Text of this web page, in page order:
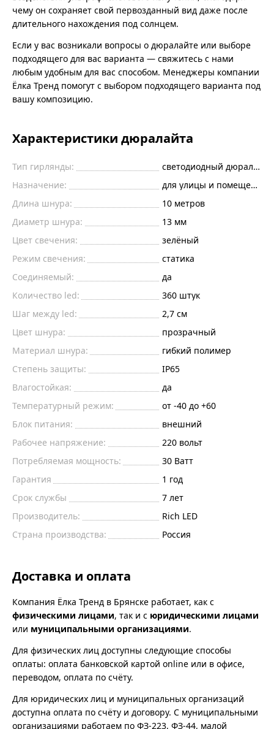
чему он сохраняет свой первозданный вид даже после
длительного нахождения под солнцем.
Если у вас возникали вопросы о дюралайте или выборе
подходящего для вас варианта — свяжитесь с нами
любым удобным для вас способом. Менеджеры компании
Ёлка Тренд помогут с выбором подходящего варианта под
вашу композицию.
Характеристики дюралайта
Тип гирлянды:
светодиодный дюралайт
Назначение:
для улицы и помещений
Длина шнура:
10 метров
Диаметр шнура:
13 мм
Цвет свечения:
зелёный
Режим свечения:
статика
Соединяемый:
да
Количество led:
360 штук
Шаг между led:
2,7 см
Цвет шнура:
прозрачный
Материал шнура:
гибкий полимер
Степень защиты:
IP65
Влагостойкая:
да
Температурный режим:
от -40 до +60
Блок питания:
внешний
Рабочее напряжение:
220 вольт
Потребляемая мощность:
30 Ватт
Гарантия
1 год
Срок службы
7 лет
Производитель:
Rich LED
Страна производства:
Россия
Доставка и оплата
Компания Ёлка Тренд в Брянске работает, как с
физическими лицами, так и с юридическими лицами
или муниципальными организациями.
Для физических лиц доступны следующие способы
оплаты: оплата банковской картой online или в офисе,
переводом, оплата по счёту.
Для юридических лиц и муниципальных организаций
доступна оплата по счёту и договору. С муниципальными
организациями работаем по ФЗ-223, ФЗ-44, малой